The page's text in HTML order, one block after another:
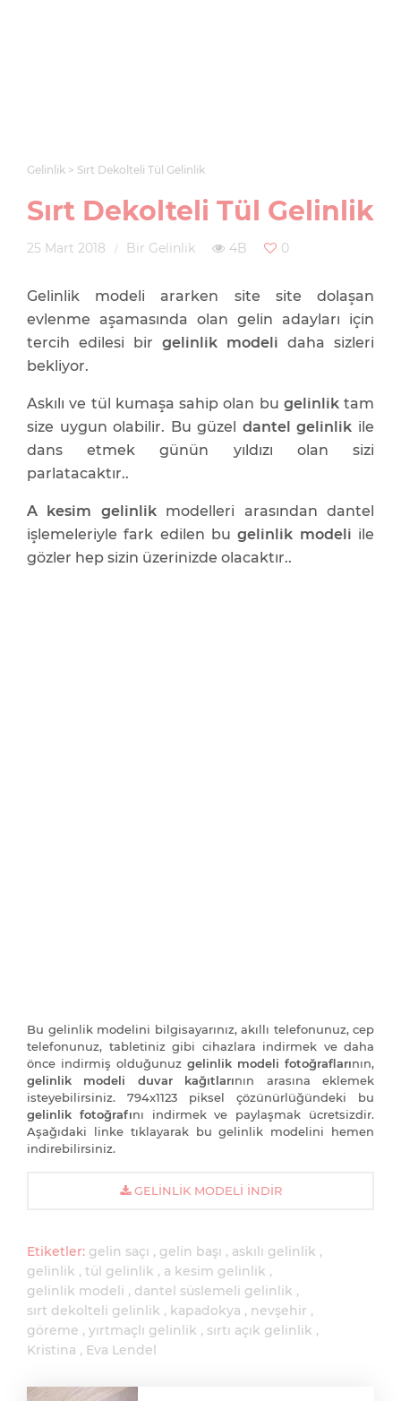
Gelinlik Sırt Dekolteli Tül Gelinlik
Sırt Dekolteli Tül Gelinlik
25 Mart 2018 Bir Gelinlik 4B 0
Gelinlik modeli ararken site site dolaşan
evlenme aşamasında olan gelin adayları için
tercih edilesi bir gelinlik modeli daha sizleri
bekliyor.
Askılı ve tül kumaşa sahip olan bu gelinliktam
size uygun olabilir. Bu güzel dantel gelinlik ile
dans etmek günün yıldızı olan sizi
parlatacaktır..
A kesim gelinlikmodelleri arasından dantel
işlemeleriyle fark edilen bugelinlik modeli ile
gözler hep sizin üzerinizde olacaktır..
Bu gelinlik modelini bilgisayarınız, akıllı telefonunuz, cep
telefonunuz, tabletiniz gibi cihazlara indirmek ve daha
önce indirmiş olduğunuz gelinlik modeli fotoğraflarının,
gelinlik modeli duvar kağıtlarının arasına eklemek
isteyebilirsiniz. 794x1123 piksel çözünürlüğündeki bu
gelinlik fotoğrafını indirmek ve paylaşmak ücretsizdir.
Aşağıdaki linke tıklayarak bu gelinlik modelini hemen
indirebilirsiniz.
GELINLIK MODELI İNDIR
Etiketler: gelin saçı gelin başı
askılı gelinlik
gelinlik
tül gelinlik
a kesim gelinlik
gelinlik modeli
dantel süslemeli gelinlik
sırt dekolteli gelinlik
kapadokya
nevşehir
göreme
yırtmaçlı gelinlik
sırtı açık gelinlik
Kristina
Eva Lendel